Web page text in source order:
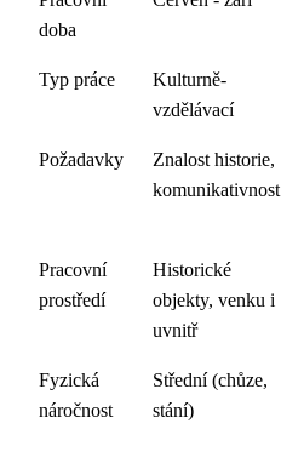
doba
Typ práce
Kulturně-
vzdělávací
Požadavky
Znalost historie,
komunikativnost
Pracovní
prostředí
Historické
objekty, venku i
uvnitř
Fyzická
náročnost
Střední (chůze,
stání)